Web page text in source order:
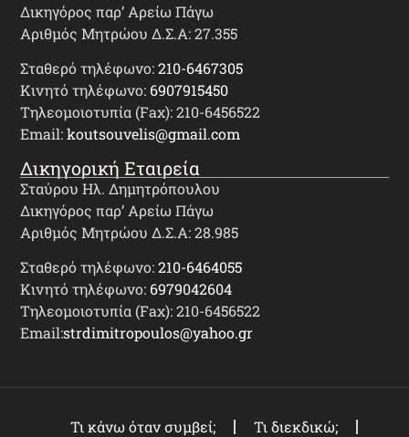
Δικηγόρος παρ’ Αρείω Πάγω
Αριθμός Μητρώου Δ.Σ.Α: 27.355
Σταθερό τηλέφωνο:210-6467305
Κινητό τηλέφωνο: 6907915450
Τηλεομοιοτυπία (Fax): 210-6456522
Email:koutsouvelis@gmail.com
Δικηγορική Εταιρεία
Σταύρου Ηλ. Δημητρόπουλου
Δικηγόρος παρ’ Αρείω Πάγω
Αριθμός Μητρώου Δ.Σ.Α: 28.985
Σταθερό τηλέφωνο:210-6464055
Κινητό τηλέφωνο: 6979042604
Τηλεομοιοτυπία (Fax): 210-6456522
Email:strdimitropoulos@yahoo.gr
Τι κάνω όταν συμβεί; Τι διεκδικώ;